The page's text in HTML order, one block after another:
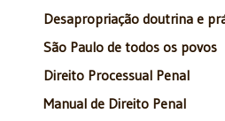
Desapropriação doutrina e
São Paulo de todos os povos
Direito Processual Penal
Manual de Direito Penal